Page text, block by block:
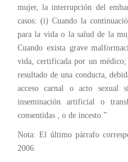
mujer, la interrupción del
casos: (i) Cuando la
para la vida o la salud de la
Cuando exista grave
vida, certificada por un
resultado de una conducta,
acceso carnal o acto sexual
inseminación artificial o
consentidas , o de incesto.”
Nota: El último párrafo
2006